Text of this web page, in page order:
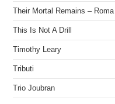
Their Mortal Remains – Roma
This Is Not A Drill
Timothy Leary
Tributi
Trio Joubran